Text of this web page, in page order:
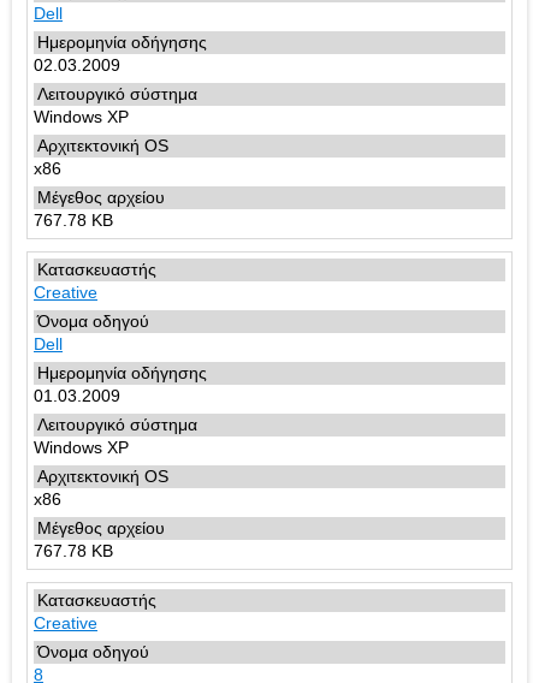
Dell
02.03.2009
Windows XP
x86
767.78 KB
Creative
Dell
01.03.2009
Windows XP
x86
767.78 KB
Creative
8